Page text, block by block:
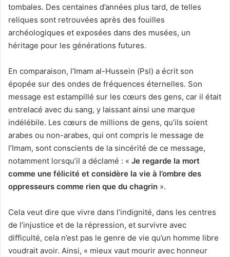
tombales. Des centaines d’années plus tard, de telles
reliques sont retrouvées après des fouilles
archéologiques et exposées dans des musées, un
héritage pour les générations futures.
En comparaison, l’Imam al-Hussein (Psl) a écrit son
épopée sur des ondes de fréquences éternelles. Son
message est estampillé sur les cœurs des gens, car il était
entrelacé avec du sang, y laissant ainsi une marque
indélébile. Les cœurs de millions de gens, qu’ils soient
arabes ou non-arabes, qui ont compris le message de
l’Imam, sont conscients de la sincérité de ce message,
notamment lorsqu’il a déclamé : « Je regarde la mort
comme une félicité et considère la vie à l’ombre des
oppresseurs comme rien que du chagrin ».
Cela veut dire que vivre dans l’indignité, dans les centres
de l’injustice et de la répression, et survivre avec
difficulté, cela n’est pas le genre de vie qu’un homme libre
voudrait avoir. Ainsi, « mieux vaut mourir avec honneur